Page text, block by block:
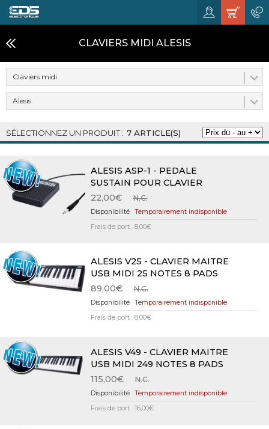
CLAVIERS MIDI ALESIS
Claviers midi
Alesis
7 ARTICLE(S)
ALESIS ASP-1 - PEDALE
SUSTAIN POUR CLAVIER
22,00€
N.C.
Temporairement indisponible
Frais de port : 8,00€
ALESIS V25 - CLAVIER MAITRE
USB MIDI 25 NOTES 8 PADS
89,00€
N.C.
Temporairement indisponible
Frais de port : 8,00€
ALESIS V49 - CLAVIER MAITRE
USB MIDI 249 NOTES 8 PADS
115,00€
N.C.
Temporairement indisponible
Frais de port : 16,00€